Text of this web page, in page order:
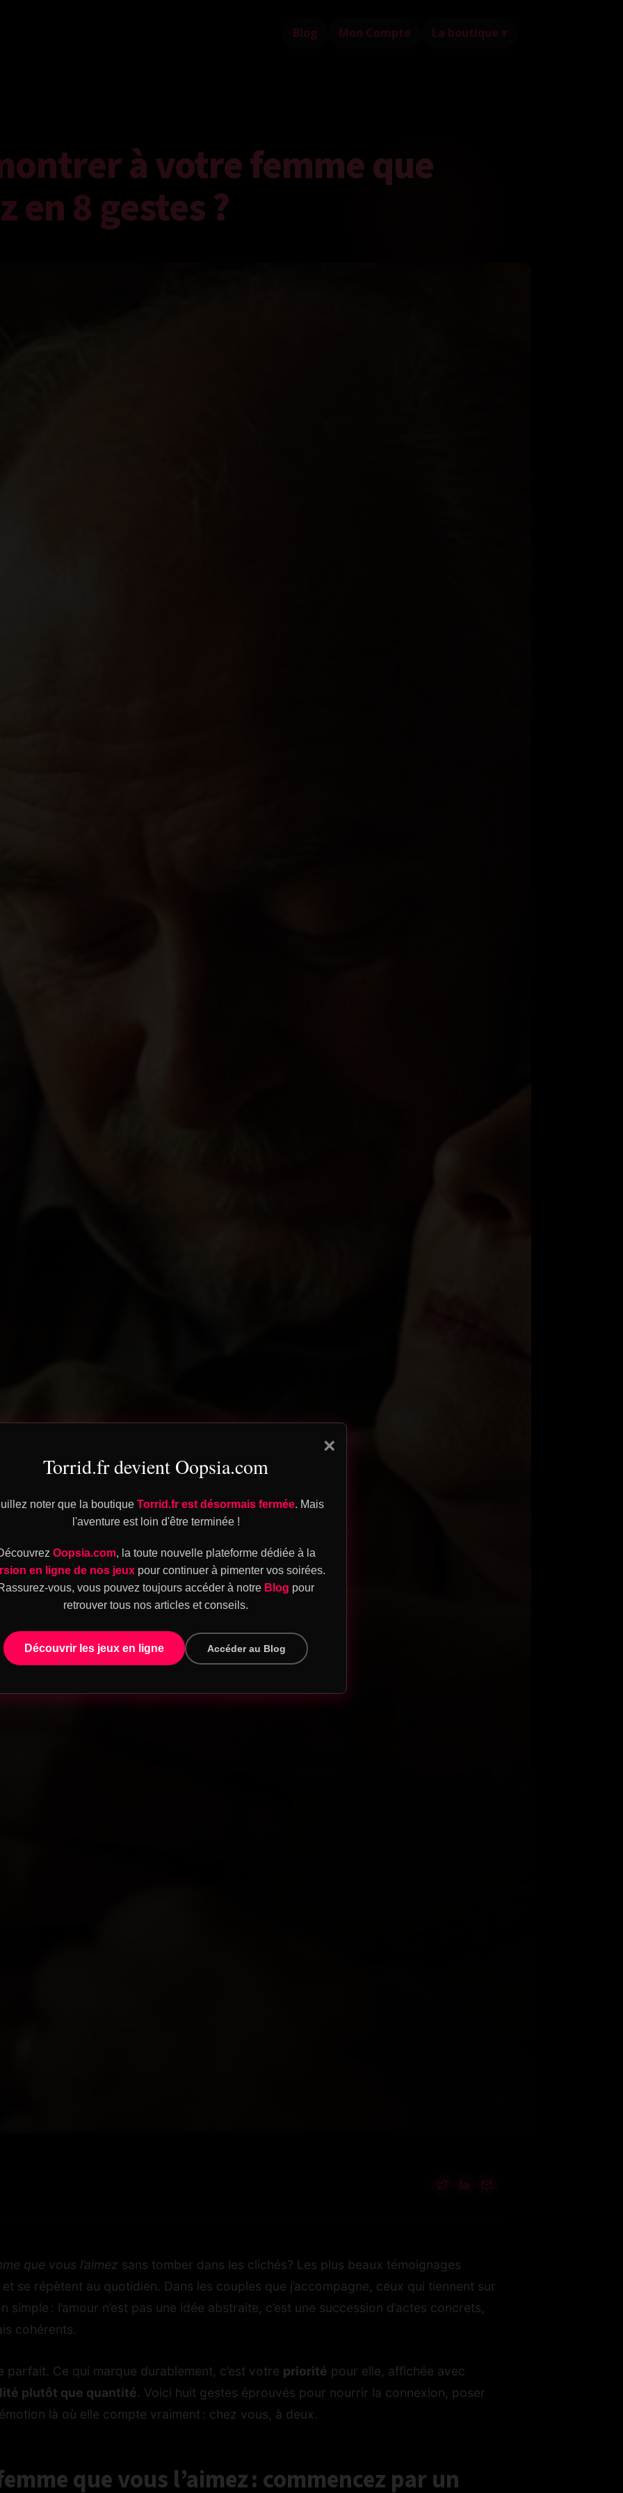
Blog Mon Compte La boutique ▾
à votre femme que
en 8 gestes ?
que vous l’aimez sans tomber dans les clichés? Les plus beaux témoignages
se répètent au quotidien. Dans les couples que j’accompagne, ceux qui tiennent sur
: l’amour n’est pas une idée abstraite, c’est une succession d’actes concrets,
cohérents.
parfait. Ce qui marque durablement, c’est votre priorité pour elle, affichée avec
plutôt que quantité. Voici huit gestes éprouvés pour nourrir la connexion, poser
là où elle compte vraiment : chez vous, à deux.
que vous l’aimez : commencez par un
×
Torrid.fr devient Oopsia.com
noter que la boutique Torrid.fr est désormais fermée. Mais
l'aventure est loin d'être terminée !
Oopsia.com, la toute nouvelle plateforme dédiée à la
en ligne de nos jeuxpour continuer à pimenter vos soirées.
vous, vous pouvez toujours accéder à notre Blog pour
retrouver tous nos articles et conseils.
Découvrir les jeux en ligne Accéder au Blog